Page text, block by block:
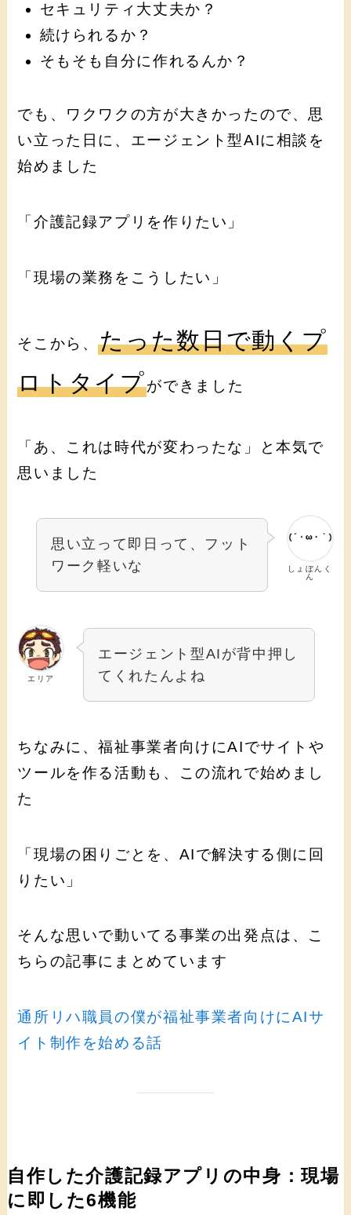
セキュリティ大丈夫か？
続けられるか？
そもそも自分に作れるんか？
でも、ワクワクの方が大きかったので、思
い立った日に、エージェント型AIに相談を
始めました
「介護記録アプリを作りたい」
「現場の業務をこうしたい」
そこから、たった数日で動くプ
ロトタイプができました
「あ、これは時代が変わったな」と本気で
思いました
しょぼんく
ん
思い立って即日って、フット
ワーク軽いな
エリア
エージェント型AIが背中押し
てくれたんよね
ちなみに、福祉事業者向けにAIでサイトや
ツールを作る活動も、この流れで始めまし
た
「現場の困りごとを、AIで解決する側に回
りたい」
そんな思いで動いてる事業の出発点は、こ
ちらの記事にまとめています
通所リハ職員の僕が福祉事業者向けにAIサ
イト制作を始める話
自作した介護記録アプリの中身：現場
に即した6機能